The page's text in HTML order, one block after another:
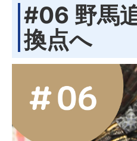
#06 野馬
換点へ